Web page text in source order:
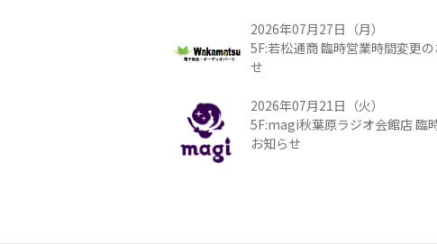
2026年07月27日（月）
5F:若松通商 臨時営業時間変更の
せ
2026年07月21日（火）
5F:magi秋葉原ラジオ会館店 臨
お知らせ